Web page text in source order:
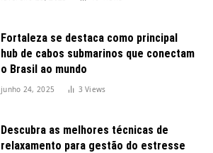
Fortaleza se destaca como principal
hub de cabos submarinos que conectam
o Brasil ao mundo
junho 24, 2025 3Views
Descubra as melhores técnicas de
relaxamento para gestão do estresse